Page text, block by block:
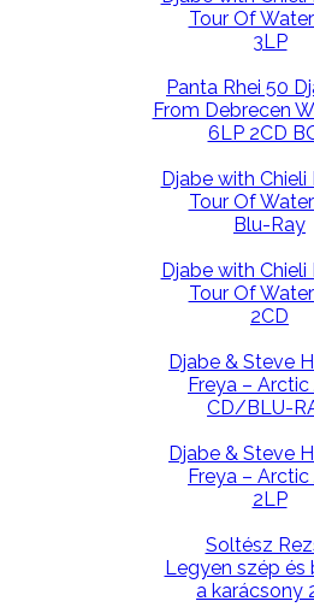
Tour Of
3LP
Panta Rhei 50
From Debrecen
6LP 2CD
Djabe with Chieli
Tour Of
Blu-Ray
Djabe with Chieli
Tour Of
2CD
Djabe & Steve
Freya – Arctic
CD/BLU-
Djabe & Steve
Freya – Arctic
2LP
Soltész
Legyen szép és
a karácsony